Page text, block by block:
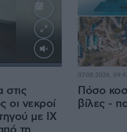
στις
οι νεκροί
με ΙΧ
Πόσο
βίλες -
07.08.2026,